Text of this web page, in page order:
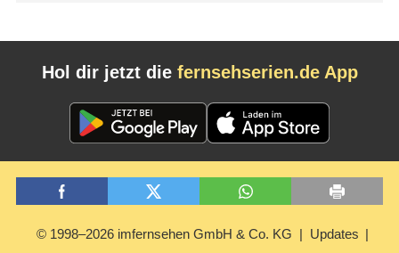
Hol dir jetzt die fernsehserien.de App
© 1998–2026 imfernsehen GmbH & Co. KG Updates